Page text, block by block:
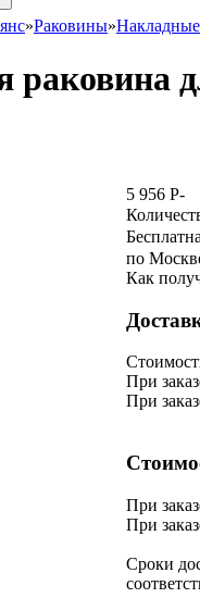
»Раковины»Накладные
раковина
5 956 P-
по
Как
При
При
При
При
Сроки